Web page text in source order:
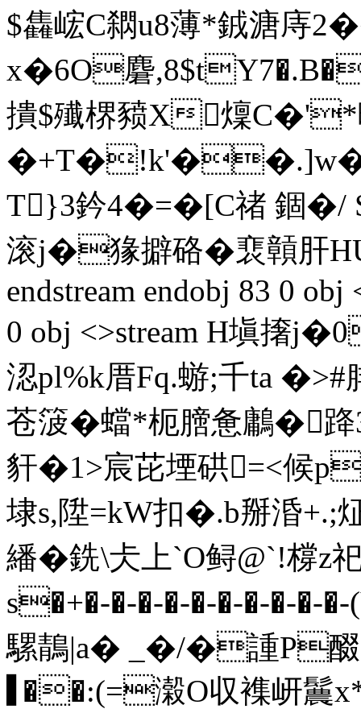
$雥峵C閷u8薄*銊溏
x�6O麏
撌$殱楐豮X燣C�'*
�+T�!k'��.]w�-<
T}3鈐4�=�[C禇 錮�/
滚j�猭擗硌�裵贑肝
endstream endobj 83 0
0 obj <>stream H塡撦
涊pl%k厝Fq.蝣;千ta
苍箥�蟷*枙膪惫鷛�
豻�1>宸芘堙硔=<候
埭s,陞=kW扣�.b掰涽+.;
繙�銑\仧上`O鲟@`! 橕
s�+�-�-�-�-�-�-�-�-
騾鶄|a� _�/�諥P
▋��:(=濲O収襍岍鬞